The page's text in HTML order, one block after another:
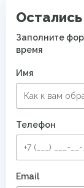
Заполните
время
Имя
Телефон
Email